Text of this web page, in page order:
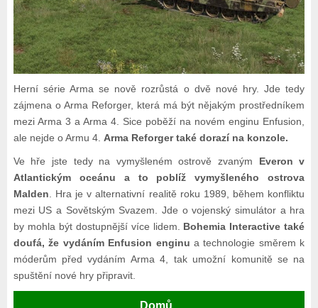
Herní série Arma se nově rozrůstá o dvě nové hry. Jde tedy
zájmena o Arma Reforger, která má být nějakým prostředníkem
mezi Arma 3 a Arma 4. Sice poběží na novém enginu Enfusion,
ale nejde o Armu 4. Arma Reforger také dorazí na konzole.
Ve hře jste tedy na vymyšleném ostrově zvaným Everon v
Atlantickým oceánu a to poblíž vymyšleného ostrova
Malden . Hra je v alternativní realitě roku 1989, během konfliktu
mezi US a Sovětským Svazem. Jde o vojenský simulátor a hra
by mohla být dostupnější více lidem. Bohemia Interactive také
doufá, že vydáním Enfusion enginu a technologie směrem k
móderům před vydáním Arma 4, tak umožní komunitě se na
spuštění nové hry připravit.
Domů